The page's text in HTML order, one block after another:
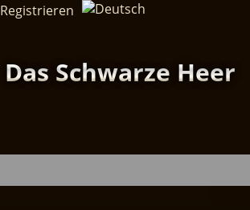
Registrieren
Das Schwarze Heer